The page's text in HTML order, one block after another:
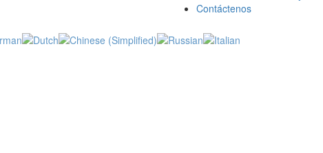
Contáctenos